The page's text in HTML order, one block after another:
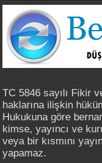
TC 5846 sayılı Fikir
haklarına ilişkin
Hukukuna göre
kimse, yayıncı ve
veya bir kısmını
yapamaz.